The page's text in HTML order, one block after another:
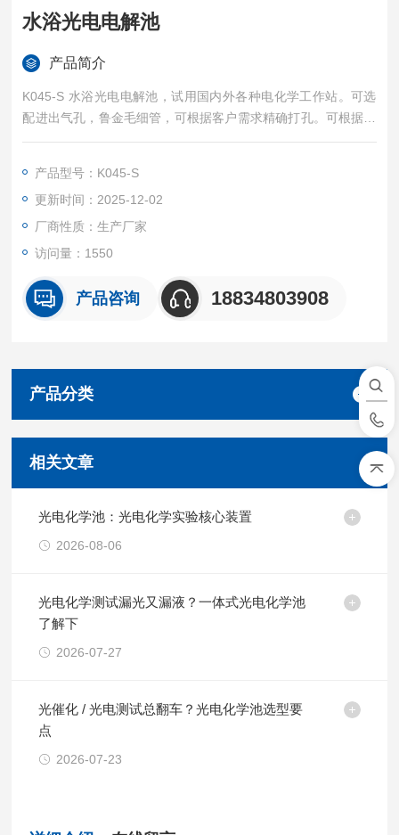
水浴光电电解池
产品简介
K045-S 水浴光电电解池，试用国内外各种电化学工作站。可选
配进出气孔，鲁金毛细管，可根据客户需求精确打孔。可根据客
户需求定制电解池，常规电解池有 50ml，100ml，150ml，200
考，产品配置清单：1.玻璃杯 2.聚四乙烯盖子 3.氟橡胶圈 4.进出
气孔 5.密封螺栓。
产品型号：K045-S
更新时间：2025-12-02
厂商性质：生产厂家
访问量：1550
产品咨询 18834803908
产品分类
相关文章
光电化学池：光电化学实验核心装置
2026-08-06
光电化学测试漏光又漏液？一体式光电化学池
了解下
2026-07-27
光催化 / 光电测试总翻车？光电化学池选型要
点
2026-07-23